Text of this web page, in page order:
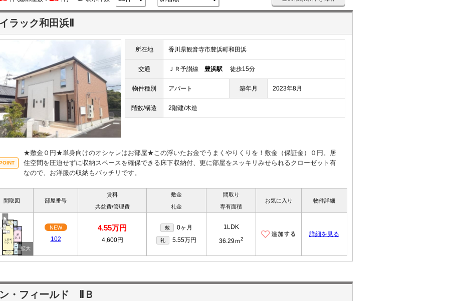
ラック和田浜Ⅱ
所在地 香川県観音寺市豊浜町和田浜
交通 ＪＲ予讃線 豊浜駅 徒歩15分
物件種別 アパート 築年月 2023年8月
階数/構造 2階建/木造
★敷金０円★単身向けのオシャレはお部屋★この浮いたお金でうまくやりくりを！敷金（保証金）０円。居
住空間を圧迫せずに収納スペースを確保できる床下収納付、更に部屋をスッキリみせられるクローゼット有
なので、お洋服の収納もバッチリです。
間取図 部屋番号
賃料
共益費/管理費
敷金
礼金
間取り
専有面積
お気に入り 物件詳細
NEW
102
4.55万円
4,600円
敷 0ヶ月
礼 5.55万円
1LDK
36.29ｍ2
詳細を見る
・フィールド ⅡＢ